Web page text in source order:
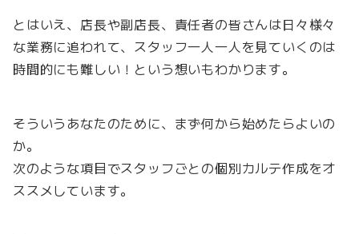
とはいえ、店長や副店長、責任者の皆さんは日々様々
な業務に追われて、スタッフ一人一人を見ていくのは
時間的にも難しい！という想いもわかります。
そういうあなたのために、まず何から始めたらよいの
か。
次のような項目でスタッフごとの個別カルテ作成をオ
ススメしています。